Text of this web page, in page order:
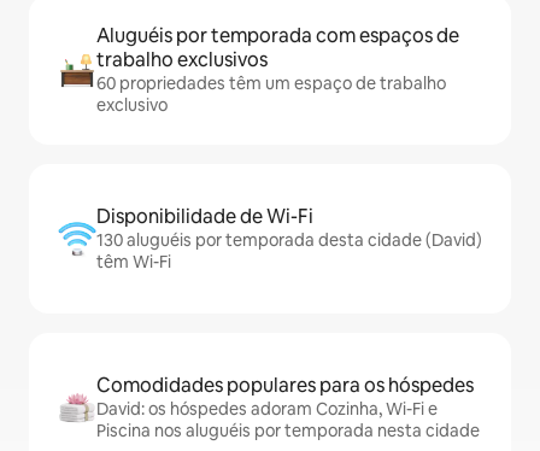
Aluguéis por temporada com espaços de
trabalho exclusivos
60 propriedades têm um espaço de trabalho
exclusivo
Disponibilidade de Wi-Fi
130 aluguéis por temporada desta cidade (David)
têm Wi-Fi
Comodidades populares para os hóspedes
David: os hóspedes adoram Cozinha, Wi-Fi e
Piscina nos aluguéis por temporada nesta cidade